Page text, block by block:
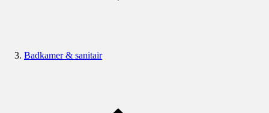
Badkamer & sanitair